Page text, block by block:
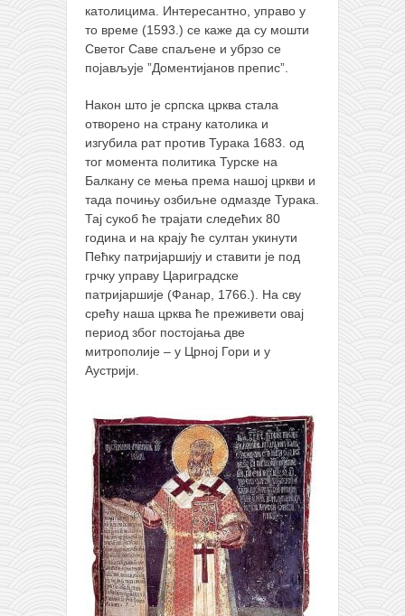
католицима. Интересантно, управо у
то време (1593.) се каже да су мошти
Светог Саве спаљене и убрзо се
појављује ”Доментијанов препис”.
Након што је српска црква стала
отворено на страну католика и
изгубила рат против Турака 1683. од
тог момента политика Турске на
Балкану се мења према нашој цркви и
тада почињу озбиљне одмазде Турака.
Тај сукоб ће трајати следећих 80
година и на крају ће султан укинути
Пећку патријаршију и ставити је под
грчку управу Цариградске
патријаршије (Фанар, 1766.). На сву
срећу наша црква ће преживети овај
период због постојања две
митрополије – у Црној Гори и у
Аустрији.